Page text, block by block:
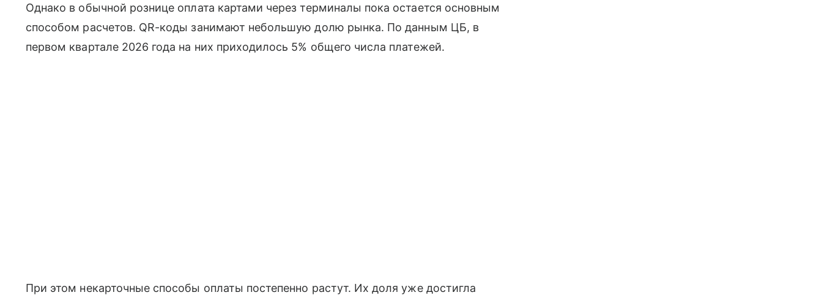
Однако в обычной рознице оплата картами через терминалы пока остается основным
способом расчетов. QR-коды занимают небольшую долю рынка. По данным ЦБ, в
первом квартале 2026 года на них приходилось 5% общего числа платежей.
При этом некарточные способы оплаты постепенно растут. Их доля уже достигла